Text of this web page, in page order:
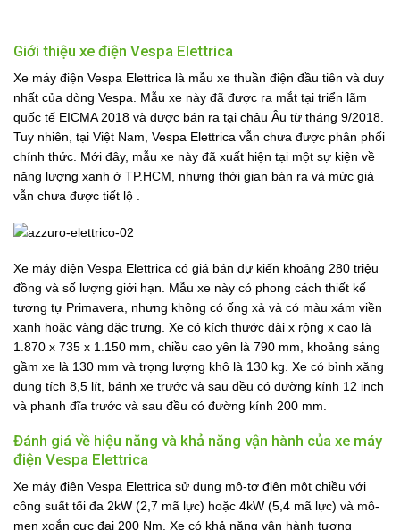
Giới thiệu xe điện Vespa Elettrica
Xe máy điện Vespa Elettrica là mẫu xe thuần điện đầu tiên và duy
nhất của dòng Vespa. Mẫu xe này đã được ra mắt tại triển lãm
quốc tế EICMA 2018 và được bán ra tại châu Âu từ tháng 9/2018.
Tuy nhiên, tại Việt Nam, Vespa Elettrica vẫn chưa được phân phối
chính thức. Mới đây, mẫu xe này đã xuất hiện tại một sự kiện về
năng lượng xanh ở TP.HCM, nhưng thời gian bán ra và mức giá
vẫn chưa được tiết lộ .
Xe máy điện Vespa Elettrica có giá bán dự kiến khoảng 280 triệu
đồng và số lượng giới hạn. Mẫu xe này có phong cách thiết kế
tương tự Primavera, nhưng không có ống xả và có màu xám viền
xanh hoặc vàng đặc trưng. Xe có kích thước dài x rộng x cao là
1.870 x 735 x 1.150 mm, chiều cao yên là 790 mm, khoảng sáng
gầm xe là 130 mm và trọng lượng khô là 130 kg. Xe có bình xăng
dung tích 8,5 lít, bánh xe trước và sau đều có đường kính 12 inch
và phanh đĩa trước và sau đều có đường kính 200 mm.
Đánh giá về hiệu năng và khả năng vận hành của xe máy
điện Vespa Elettrica
Xe máy điện Vespa Elettrica sử dụng mô-tơ điện một chiều với
công suất tối đa 2kW (2,7 mã lực) hoặc 4kW (5,4 mã lực) và mô-
men xoắn cực đại 200 Nm. Xe có khả năng vận hành tương